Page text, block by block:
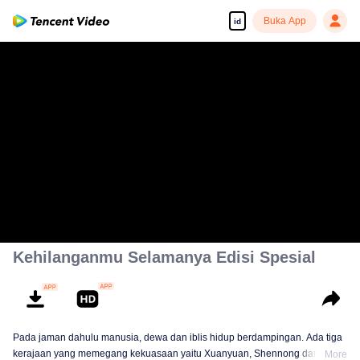
id Buka App
Kehilanganmu Selamanya Edisi Spesial
Pada jaman dahulu manusia, dewa dan iblis hidup berdampingan. Ada tiga
kerajaan yang memegang kekuasaan yaitu Xuanyuan, Shennong dan
More